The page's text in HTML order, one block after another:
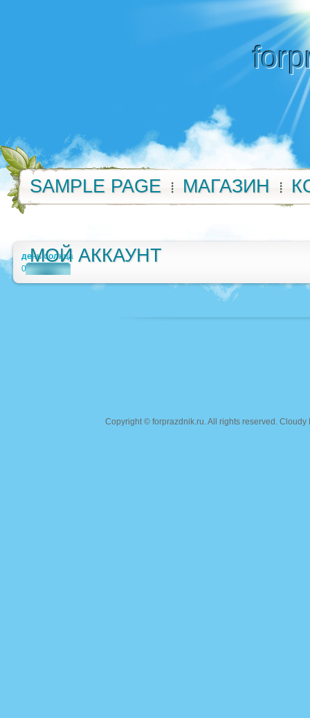
SAMPLE PAGE МАГАЗИН
МОЙ АККАУНТ
день солнца
0
Copyright © forprazdnik.ru. All rights reserved.